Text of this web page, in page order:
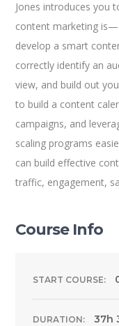
Jones introduces you
content marketing
develop a smart
correctly identify an
view, and build out
to build a content
campaigns, and
scaling programs
can build effective
traffic, engagement,
Course Info
START COURSE:
DURATION: 37h